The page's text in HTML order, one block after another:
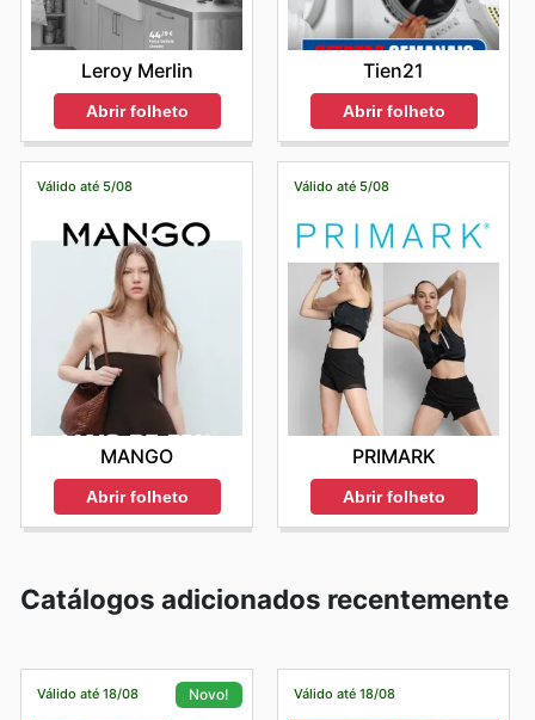
Leroy Merlin
Abrir folheto
Tien21
Abrir folheto
Válido até 5/08
MANGO
Abrir folheto
Válido até 5/08
PRIMARK
Abrir folheto
Catálogos adicionados recentemente
Válido até 18/08 Novo! Válido até 18/08